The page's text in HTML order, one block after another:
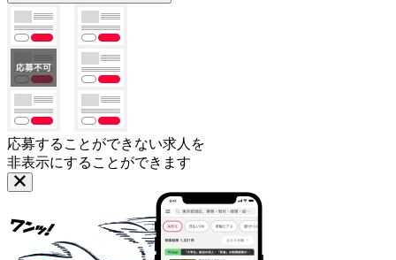
応募することができない求人を
非表示にすることができます